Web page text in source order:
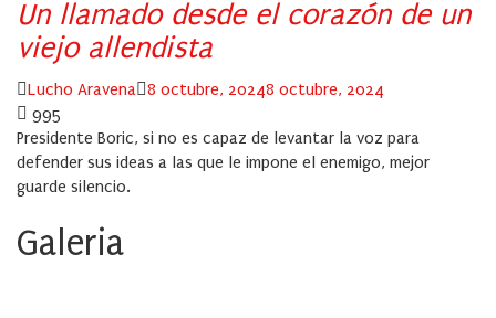
Un llamado desde el corazón de un
viejo allendista
Author
Lucho Aravena Posted
8 octubre, 20248 octubre, 2024
995
Presidente Boric, si no es capaz de levantar la voz para
defender sus ideas a las que le impone el enemigo, mejor
guarde silencio.
Galeria